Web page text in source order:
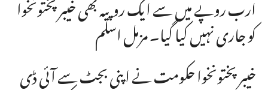
کو جاری نہیں کیا گیا۔ مزمل اسلم
خیبر پختونخوا حکومت نے اپنی بجٹ سے آئی ڈی